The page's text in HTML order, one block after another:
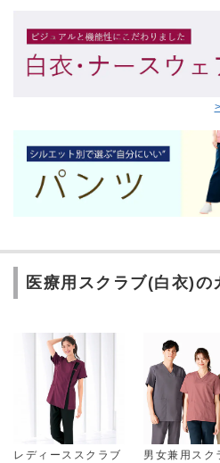
医療用スクラブ(白衣)の
レディーススクラブ 男女兼用スク